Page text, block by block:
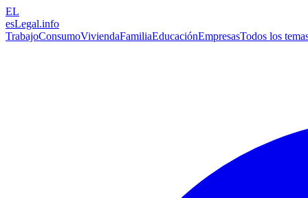
EL
esLegal.info
TrabajoConsumoViviendaFamiliaEducaciónEmpresasTodos los